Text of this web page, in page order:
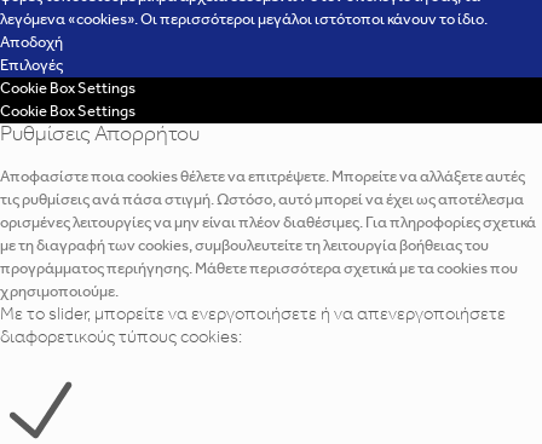
λεγόμενα «cookies». Οι περισσότεροι μεγάλοι ιστότοποι κάνουν το ίδιο.
Αποδοχή
Επιλογές
Cookie Box Settings
Cookie Box Settings
Ρυθμίσεις Απορρήτου
Αποφασίστε ποια cookies θέλετε να επιτρέψετε. Μπορείτε να αλλάξετε αυτές
τις ρυθμίσεις ανά πάσα στιγμή. Ωστόσο, αυτό μπορεί να έχει ως αποτέλεσμα
ορισμένες λειτουργίες να μην είναι πλέον διαθέσιμες. Για πληροφορίες σχετικά
με τη διαγραφή των cookies, συμβουλευτείτε τη λειτουργία βοήθειας του
προγράμματος περιήγησης. Μάθετε περισσότερα σχετικά με τα cookies που
χρησιμοποιούμε.
Με το slider, μπορείτε να ενεργοποιήσετε ή να απενεργοποιήσετε
διαφορετικούς τύπους cookies: